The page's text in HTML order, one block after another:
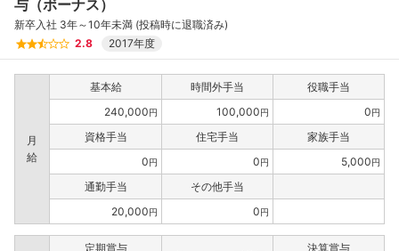
与（ボーナス）
新卒入社 3年～10年未満 (投稿時に退職済み)
2.8
2017年度
月
給
基本給 時間外手当
役職手当
240,000円 100,000円 0円
資格手当 住宅手当
家族手当
0円 0円 5,000円
通勤手当
その他手当
20,000円 0円
定期賞与 決算賞与